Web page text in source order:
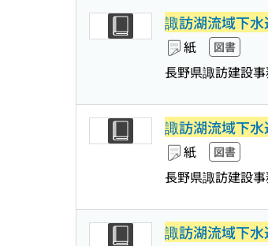
諏訪湖流域下
紙 図書
長野県諏訪建設
諏訪湖流域下
紙 図書
長野県諏訪建設
諏訪湖流域下